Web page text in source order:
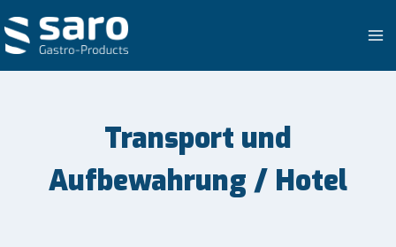
Inhalt
springen
Transport und
Aufbewahrung / Hotel